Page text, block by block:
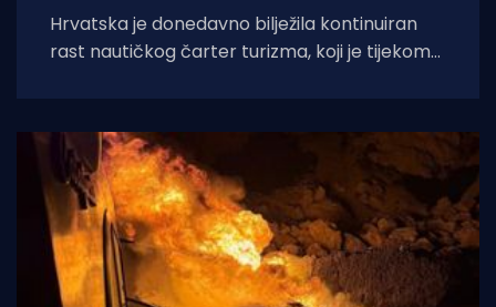
Hrvatska je donedavno bilježila kontinuiran
rast nautičkog čarter turizma, koji je tijekom